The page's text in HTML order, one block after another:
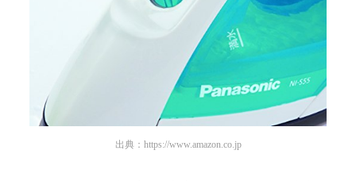
出典： https://www.amazon.co.jp